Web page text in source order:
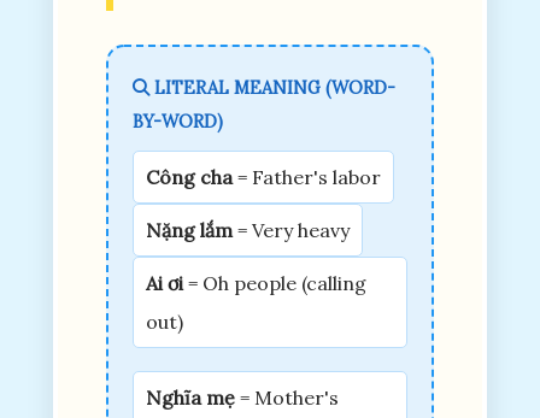
LITERAL MEANING (WORD-
BY-WORD)
Công cha= Father's labor
Nặng lắm= Very heavy
Ai ơi= Oh people (calling
out)
Nghĩa mẹ = Mother's